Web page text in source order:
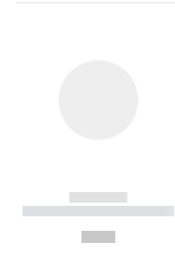
------------
----------- ----------- --------